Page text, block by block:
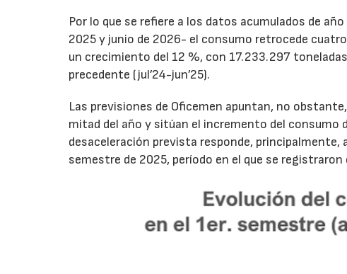
Por lo que se refiere a los datos acumulados de
2025 y junio de 2026- el consumo retrocede
un crecimiento del 12 %, con 17.233.297
precedente (jul’24-jun’25).
Las previsiones de Oficemen apuntan, no
mitad del año y sitúan el incremento del consumo
desaceleración prevista responde,
semestre de 2025, período en el que se